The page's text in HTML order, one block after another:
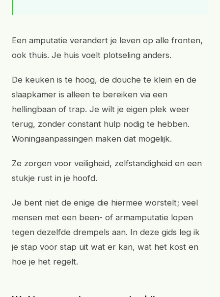
Een amputatie verandert je leven op alle fronten,
ook thuis. Je huis voelt plotseling anders.
De keuken is te hoog, de douche te klein en de
slaapkamer is alleen te bereiken via een
hellingbaan of trap. Je wilt je eigen plek weer
terug, zonder constant hulp nodig te hebben.
Woningaanpassingen maken dat mogelijk.
Ze zorgen voor veiligheid, zelfstandigheid en een
stukje rust in je hoofd.
Je bent niet de enige die hiermee worstelt; veel
mensen met een been- of armamputatie lopen
tegen dezelfde drempels aan. In deze gids leg ik
je stap voor stap uit wat er kan, wat het kost en
hoe je het regelt.